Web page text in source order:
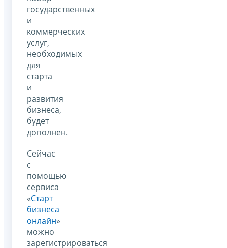
государственных
и
коммерческих
услуг,
необходимых
для
старта
и
развития
бизнеса,
будет
дополнен.
Сейчас
с
помощью
сервиса
«Старт
бизнеса
онлайн»
можно
зарегистрироваться